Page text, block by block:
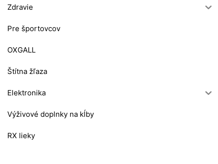
Zdravie
Pre športovcov
OXGALL
Štítna žľaza
Elektronika
Výživové doplnky na kĺby
RX lieky